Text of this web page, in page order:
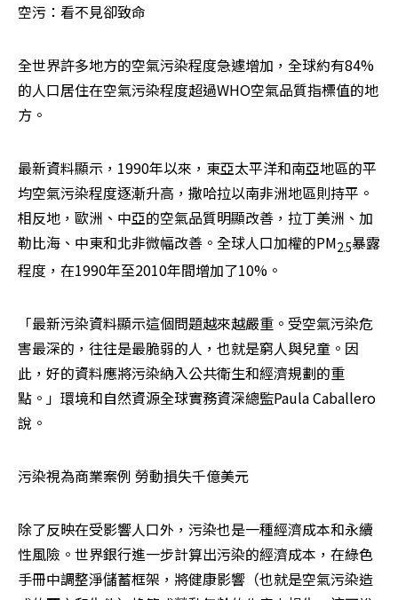
空污：看不見卻致命
全世界許多地方的空氣污染程度急遽增加，全球約有84%
的人口居住在空氣污染程度超過WHO空氣品質指標值的地
方。
最新資料顯示，1990年以來，東亞太平洋和南亞地區的平
均空氣污染程度逐漸升高，撒哈拉以南非洲地區則持平。
相反地，歐洲、中亞的空氣品質明顯改善，拉丁美洲、加
勒比海、中東和北非微幅改善。全球人口加權的PM2.5暴露
程度，在1990年至2010年間增加了10%。
「最新污染資料顯示這個問題越來越嚴重。受空氣污染危
害最深的，往往是最脆弱的人，也就是窮人與兒童。因
此，好的資料應將污染納入公共衛生和經濟規劃的重
點。」環境和自然資源全球實務資深總監Paula Caballero
說。
污染視為商業案例 勞動損失千億美元
除了反映在受影響人口外，污染也是一種經濟成本和永續
性風險。世界銀行進一步計算出污染的經濟成本，在綠色
手冊中調整淨儲蓄框架，將健康影響（也就是空氣污染造